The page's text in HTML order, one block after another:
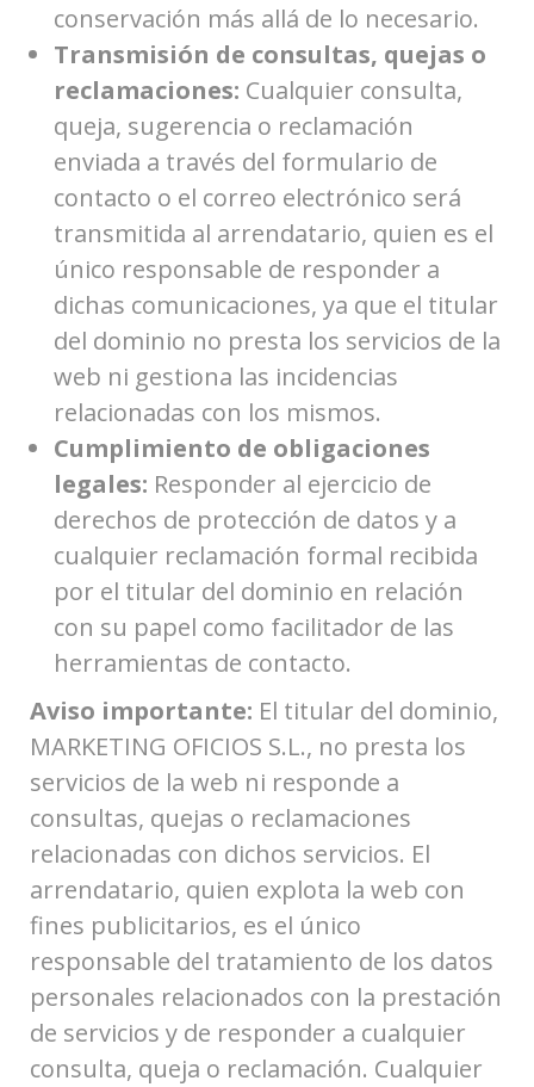
conservación más allá de lo necesario.
Transmisión de consultas, quejas o
reclamaciones: Cualquier consulta,
queja, sugerencia o reclamación
enviada a través del formulario de
contacto o el correo electrónico será
transmitida al arrendatario, quien es el
único responsable de responder a
dichas comunicaciones, ya que el titular
del dominio no presta los servicios de la
web ni gestiona las incidencias
relacionadas con los mismos.
Cumplimiento de obligaciones
legales: Responder al ejercicio de
derechos de protección de datos y a
cualquier reclamación formal recibida
por el titular del dominio en relación
con su papel como facilitador de las
herramientas de contacto.
Aviso importante: El titular del dominio,
MARKETING OFICIOS S.L., no presta los
servicios de la web ni responde a
consultas, quejas o reclamaciones
relacionadas con dichos servicios. El
arrendatario, quien explota la web con
fines publicitarios, es el único
responsable del tratamiento de los datos
personales relacionados con la prestación
de servicios y de responder a cualquier
consulta, queja o reclamación. Cualquier